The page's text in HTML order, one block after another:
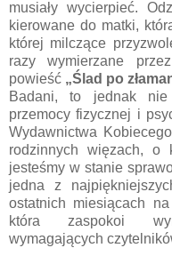
musiały wycierpieć.
kierowane do matki,
której milczące
razy wymierzane
powieść „Ślad po
Badani, to jednak
przemocy fizycznej i
Wydawnictwa
rodzinnych więzach, o
jesteśmy w stanie
jedna z
ostatnich miesiącach
która zaspokoi
wymagających